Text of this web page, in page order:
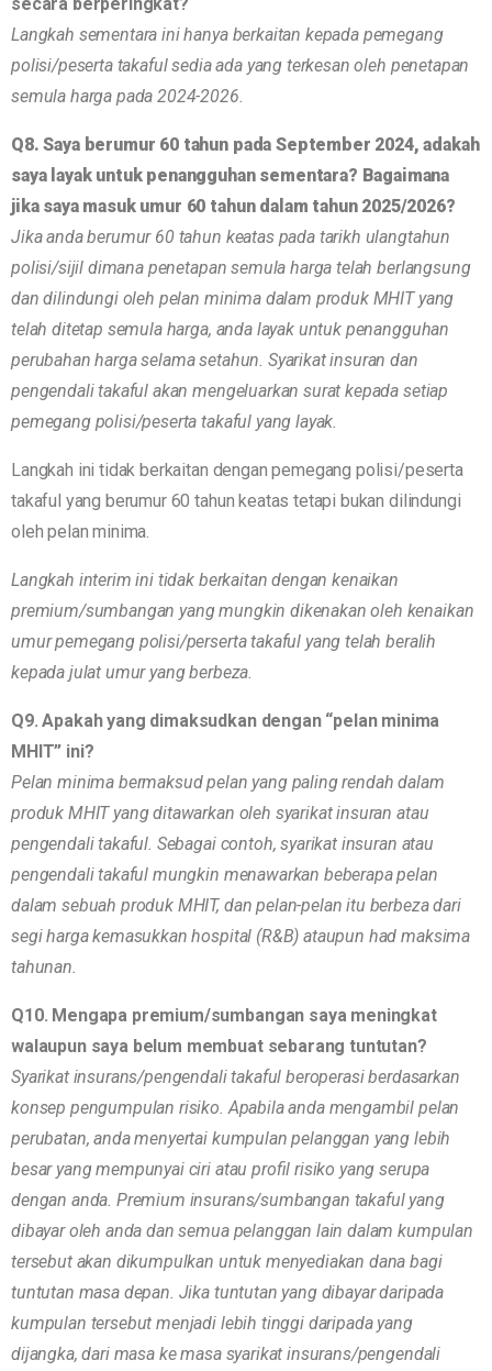
Langkah sementara ini hanya berkaitan kepada pemegang
polisi/peserta takaful sedia ada yang terkesan oleh penetapan
semula harga pada 2024-2026.
Q8. Saya berumur 60 tahun pada September 2024, adakah
saya layak untuk penangguhan sementara? Bagaimana
jika saya masuk umur 60 tahun dalam tahun 2025/2026?
Jika anda berumur 60 tahun keatas pada tarikh ulangtahun
polisi/sijil dimana penetapan semula harga telah berlangsung
dan dilindungi oleh pelan minima dalam produk MHIT yang
telah ditetap semula harga, anda layak untuk penangguhan
perubahan harga selama setahun. Syarikat insuran dan
pengendali takaful akan mengeluarkan surat kepada setiap
pemegang polisi/peserta takaful yang layak.
Langkah ini tidak berkaitan dengan pemegang polisi/peserta
takaful yang berumur 60 tahun keatas tetapi bukan dilindungi
oleh pelan minima.
Langkah interim ini tidak berkaitan dengan kenaikan
premium/sumbangan yang mungkin dikenakan oleh kenaikan
umur pemegang polisi/perserta takaful yang telah beralih
kepada julat umur yang berbeza.
Q9. Apakah yang dimaksudkan dengan “pelan minima
MHIT” ini?
Pelan minima bermaksud pelan yang paling rendah dalam
produk MHIT yang ditawarkan oleh syarikat insuran atau
pengendali takaful. Sebagai contoh, syarikat insuran atau
pengendali takaful mungkin menawarkan beberapa pelan
dalam sebuah produk MHIT, dan pelan-pelan itu berbeza dari
segi harga kemasukkan hospital (R&B) ataupun had maksima
tahunan.
Q10. Mengapa premium/sumbangan saya meningkat
walaupun saya belum membuat sebarang tuntutan?
Syarikat insurans/pengendali takaful beroperasi berdasarkan
konsep pengumpulan risiko. Apabila anda mengambil pelan
perubatan, anda menyertai kumpulan pelanggan yang lebih
besar yang mempunyai ciri atau profil risiko yang serupa
dengan anda. Premium insurans/sumbangan takaful yang
dibayar oleh anda dan semua pelanggan lain dalam kumpulan
tersebut akan dikumpulkan untuk menyediakan dana bagi
tuntutan masa depan. Jika tuntutan yang dibayar daripada
kumpulan tersebut menjadi lebih tinggi daripada yang
dijangka, dari masa ke masa syarikat insurans/pengendali